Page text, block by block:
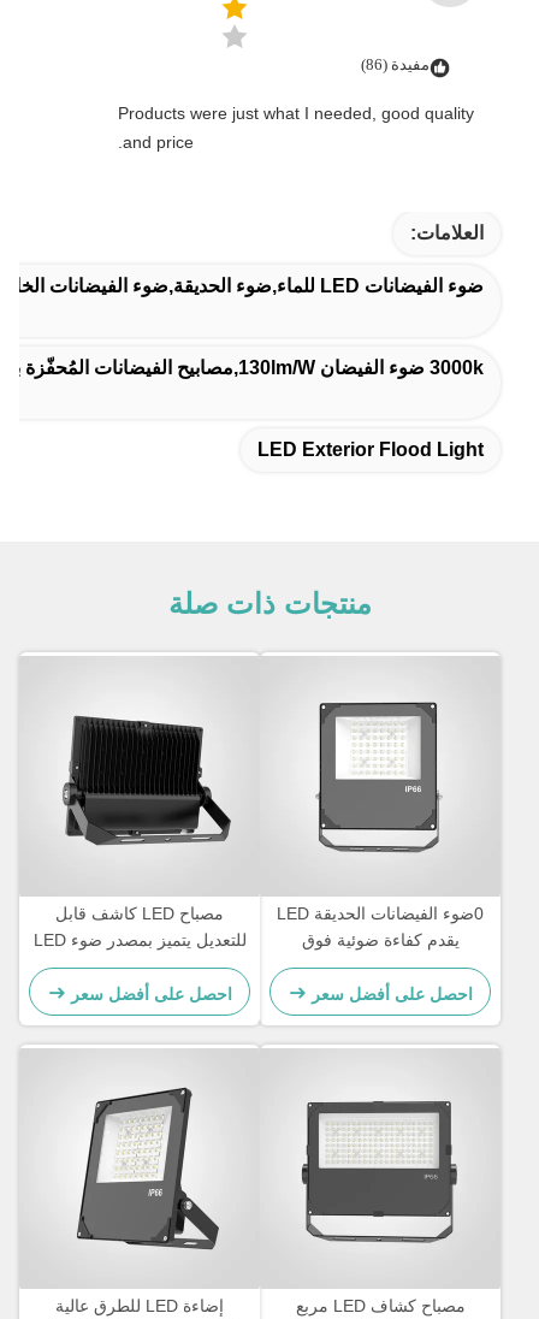
مفيدة (86)
Products were just what I needed, good quality
and price.
العلامات:
ضوء الفيضانات LED للماء,ضوء الحديقة,ضوء الفيضانات الخارجي
3000k ضوء الفيضان 130lm/w,مصابيح الفيضانات المُحفّزة بتغيير اللون 130lm/w,طول العمر 3000k مصباح الفيضانات
LED Exterior Flood Light
منتجات ذات صلة
0ضوء الفيضانات الحديقة LED
يقدم كفاءة ضوئية فوق
110lmW مصممة للزخرفة
الخارجية وإضاءة الممرات
احصل على أفضل سعر
مصباح LED كاشف قابل
للتعديل يتميز بمصدر ضوء LED
110 لومن/واط مناسب
للتطبيقات التجارية
احصل على أفضل سعر
مصباح كشاف LED مربع
إضاءة LED للطرق عالية